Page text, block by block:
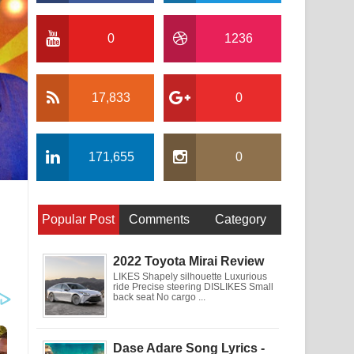
0 1236
17,833 0
171,655 0
Popular Post Comments Category
2022 Toyota Mirai Review
LIKES Shapely silhouette Luxurious
ride Precise steering DISLIKES Small
back seat No cargo ...
Dase Adare Song Lyrics -